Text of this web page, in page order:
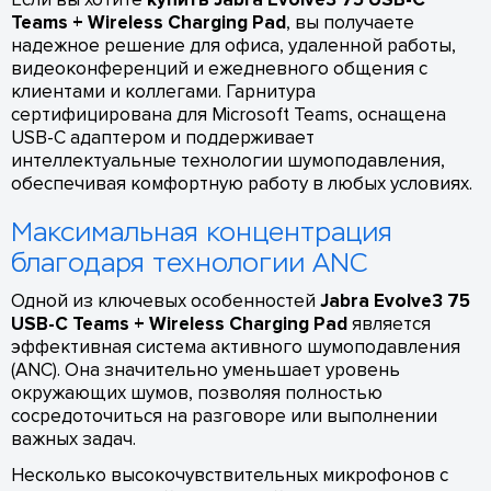
Teams + Wireless Charging Pad, вы получаете
надежное решение для офиса, удаленной работы,
видеоконференций и ежедневного общения с
клиентами и коллегами. Гарнитура
сертифицирована для Microsoft Teams, оснащена
USB-C адаптером и поддерживает
интеллектуальные технологии шумоподавления,
обеспечивая комфортную работу в любых условиях.
Максимальная концентрация
благодаря технологии ANC
Одной из ключевых особенностей Jabra Evolve3 75
USB-C Teams + Wireless Charging Padявляется
эффективная система активного шумоподавления
(ANC). Она значительно уменьшает уровень
окружающих шумов, позволяя полностью
сосредоточиться на разговоре или выполнении
важных задач.
Несколько высокочувствительных микрофонов с